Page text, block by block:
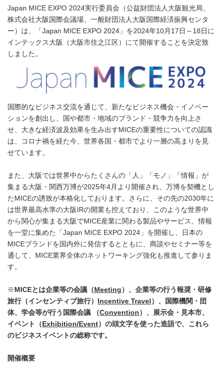
Japan MICE EXPO 2024実行委員会（公益財団法人大阪観光局、
株式会社大阪国際会議場、一般財団法人大阪国際経済振興センタ
ー）は、「Japan MICE EXPO 2024」を2024年10月17日～18日に
インテックス大阪（大阪市住之江区）にて開催することを決定致
しました。
国際的なビジネス交流を通じて、新たなビジネス機会・イノベー
ションを創出し、国や都市・地域のブランド・競争力を向上さ
せ、大きな経済波及効果を生み出すMICEの重要性についての認識
は、コロナ禍を経た今、世界各国・都市でより一層の高まりを見
せています。
また、大阪では世界中からたくさんの「人」「モノ」「情報」が
集まる大阪・関西万博が2025年4月より開催され、万博を契機とし
たMICEの誘致が本格化しております。さらに、その先の2030年に
は世界最高水準の大阪IRの開業も控えており、このような世界中
から関心が集まる大阪でMICE産業に関わる製品やサービス、情報
を一堂に集めた「Japan MICE EXPO 2024」を開催し、日本の
MICEブランドを国内外に発信するとともに、商談やセミナー等を
通して、MICE業界全体のネットワーキング強化も推進して参りま
す。
※ MICEとは企業等の会議（Meeting ）、企業等の行う報奨・研修
旅行（インセンティブ旅行） Incentive Travel ）、国際機関・団
体、学会等が行う国際会議 （Convention ）、展示会・見本市、
イベント（Exhibition/Event）の頭文字を使った造語で、これら
のビジネスイベントの総称です。
開催概要